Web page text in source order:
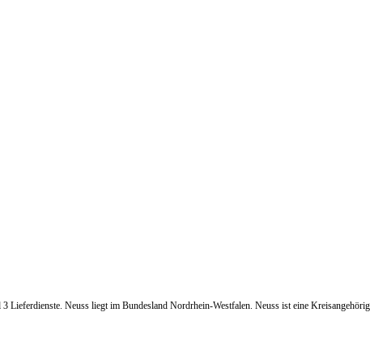
Lieferdienste. Neuss liegt im Bundesland Nordrhein-Westfalen. Neuss ist eine